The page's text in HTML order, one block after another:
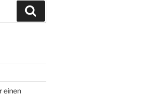
einen